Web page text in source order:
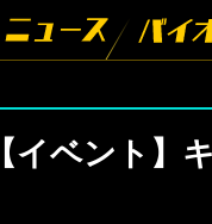
【イベント】